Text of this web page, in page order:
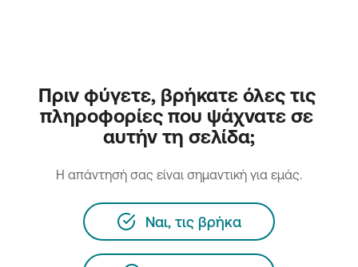
Πριν φύγετε, βρήκατε όλες τις
πληροφορίες που ψάχνατε σε
αυτήν τη σελίδα;
H απάντησή σας είναι σημαντική για εμάς.
Ναι, τις βρήκα